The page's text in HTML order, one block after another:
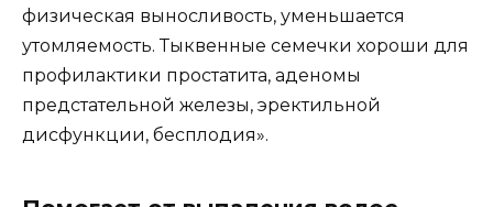
физическая выносливость, уменьшается
утомляемость. Тыквенные семечки хороши для
профилактики простатита, аденомы
предстательной железы, эректильной
дисфункции, бесплодия».